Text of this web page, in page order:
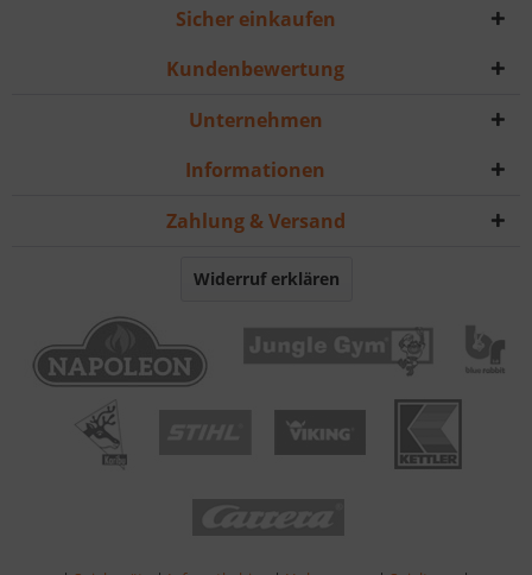
Sicher einkaufen
Kundenbewertung
Unternehmen
Informationen
Zahlung & Versand
Widerruf erklären